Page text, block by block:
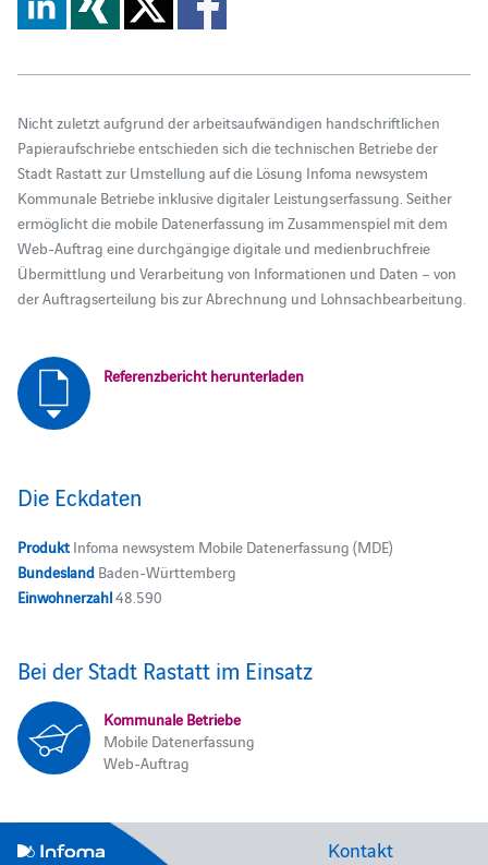
Nicht zuletzt aufgrund der arbeitsaufwändigen handschriftlichen
Papieraufschriebe entschieden sich die technischen Betriebe der
Stadt Rastatt zur Umstellung auf die Lösung Infoma newsystem
Kommunale Betriebe inklusive digitaler Leistungserfassung. Seither
ermöglicht die mobile Datenerfassung im Zusammenspiel mit dem
Web-Auftrag eine durchgängige digitale und medienbruchfreie
Übermittlung und Verarbeitung von Informationen und Daten – von
der Auftragserteilung bis zur Abrechnung und Lohnsachbearbeitung.
Referenzbericht herunterladen
Die Eckdaten
ProduktInfoma newsystem Mobile Datenerfassung (MDE)
BundeslandBaden-Württemberg
Einwohnerzahl48.590
Bei der Stadt Rastatt im Einsatz
Kommunale Betriebe
Mobile Datenerfassung
Web-Auftrag
Kontakt